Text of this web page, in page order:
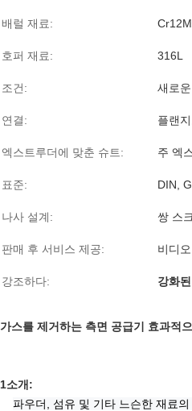
배럴 재료:
호퍼 재료: 316L
조건: 새로운
연결: 플랜
엑스트루더에 맞춘 슈트: 주 엑
표준: DIN,
나사 설계: 쌍 스
판매 후 서비스 제공: 비디
강조하다: 강화
가스를 제거하는 측면 공급기 효과적
1소개:
파우더, 섬유 및 기타 느슨한 재료